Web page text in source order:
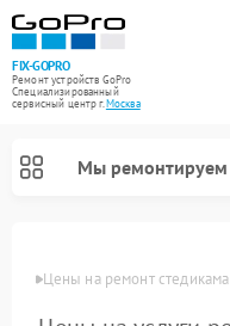
FIX-GOPRO
Ремонт устройств GoPro
Специализированный
cервисный центр г.Москва
Мы ремонтируем
Цены на ремонт